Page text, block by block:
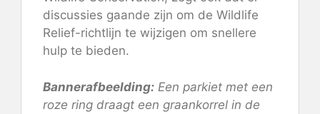
discussies gaande zijn om de Wildlife
Relief-richtlijn te wijzigen om snellere
hulp te bieden.
Bannerafbeelding: Een parkiet met een
roze ring draagt ​​een graankorrel in de